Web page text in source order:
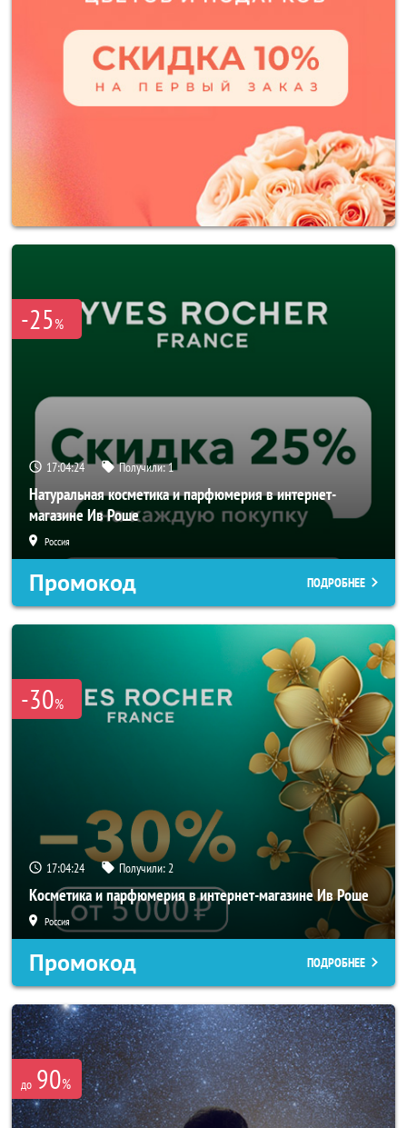
-25%
17:04:23 Получили:1
Натуральная косметика и парфюмерия в интернет-
магазине Ив Роше
Россия
Промокод ПОДРОБНЕЕ
-30%
17:04:23 Получили:2
Косметика и парфюмерия в интернет-магазине Ив Роше
Россия
Промокод ПОДРОБНЕЕ
до 90%